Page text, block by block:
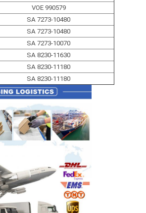
VOE 990579
SA 7273-10480
SA 7273-10480
SA 7273-10070
SA 8230-11630
SA 8230-11180
SA 8230-11180